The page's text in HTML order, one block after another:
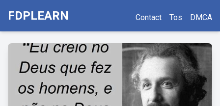
FDPLEARN Contact Tos DMCA